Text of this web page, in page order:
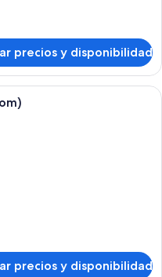
precios y disponibilidad
de hotel con una cama
precios y disponibilidad